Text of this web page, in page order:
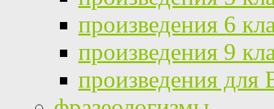
произведения 6
произведения 9
произведения